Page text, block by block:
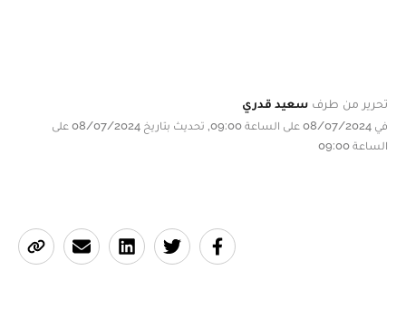
تحرير من طرف سعيد قدري
في 08/07/2024 على الساعة 09:00, تحديث بتاريخ 08/07/2024 على
الساعة 09:00